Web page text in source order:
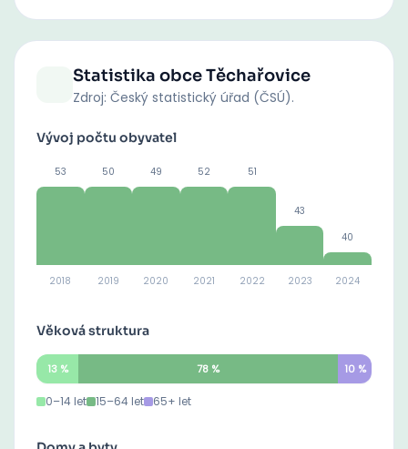
Statistika obceTěchařovice
Zdroj: Český statistický úřad (ČSÚ).
Vývoj počtu obyvatel
53
2018
50
2019
49
2020
52
2021
51
2022
43
2023
40
2024
Věková struktura
13% 78 % 10%
0–14 let 15–64 let 65+ let